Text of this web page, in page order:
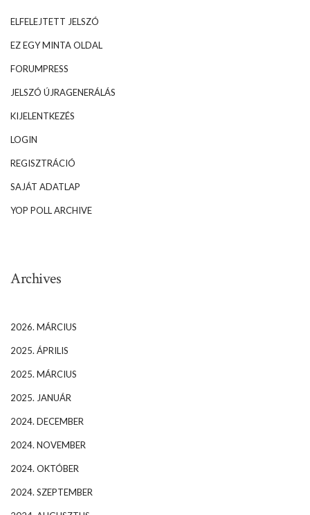
ELFELEJTETT JELSZÓ
EZ EGY MINTA OLDAL
FORUMPRESS
JELSZÓ ÚJRAGENERÁLÁS
KIJELENTKEZÉS
LOGIN
REGISZTRÁCIÓ
SAJÁT ADATLAP
YOP POLL ARCHIVE
Archives
2026. MÁRCIUS
2025. ÁPRILIS
2025. MÁRCIUS
2025. JANUÁR
2024. DECEMBER
2024. NOVEMBER
2024. OKTÓBER
2024. SZEPTEMBER